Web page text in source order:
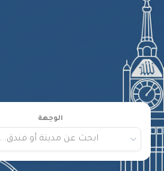
الوجهة
ابحث عن مدينة أو فندق...